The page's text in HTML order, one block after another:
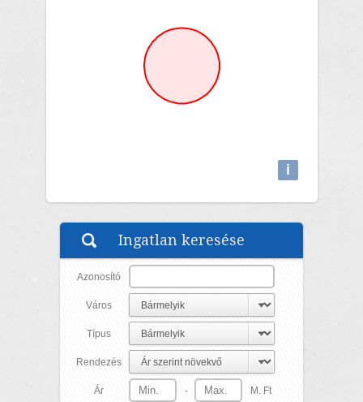
i
Ingatlan keresése
Azonosító
Város
Típus
Rendezés
Ár - M. Ft